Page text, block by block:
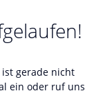
gerade nicht
ein oder ruf uns